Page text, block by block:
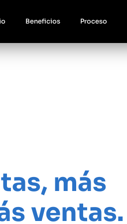
Beneficios Proceso
más
ventas.